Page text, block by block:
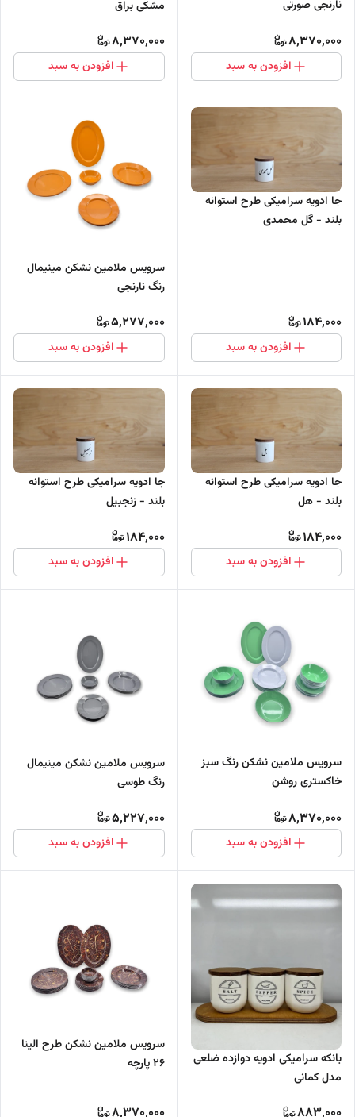
نارنجی صورتی
8,370,000
افزودن به سبد
مشکی براق
8,370,000
افزودن به سبد
جا ادویه سرامیکی طرح استوانه
بلند - گل محمدی
184,000
افزودن به سبد
سرویس ملامین نشکن مینیمال
رنگ نارنجی
5,277,000
افزودن به سبد
جا ادویه سرامیکی طرح استوانه
بلند - هل
184,000
افزودن به سبد
جا ادویه سرامیکی طرح استوانه
بلند - زنجبیل
184,000
افزودن به سبد
سرویس ملامین نشکن رنگ سبز
خاکستری روشن
8,370,000
افزودن به سبد
سرویس ملامین نشکن مینیمال
رنگ طوسی
5,227,000
افزودن به سبد
بانکه سرامیکی ادویه دوازده ضلعی
مدل کمانی
سرویس ملامین نشکن طرح الینا
26 پارچه